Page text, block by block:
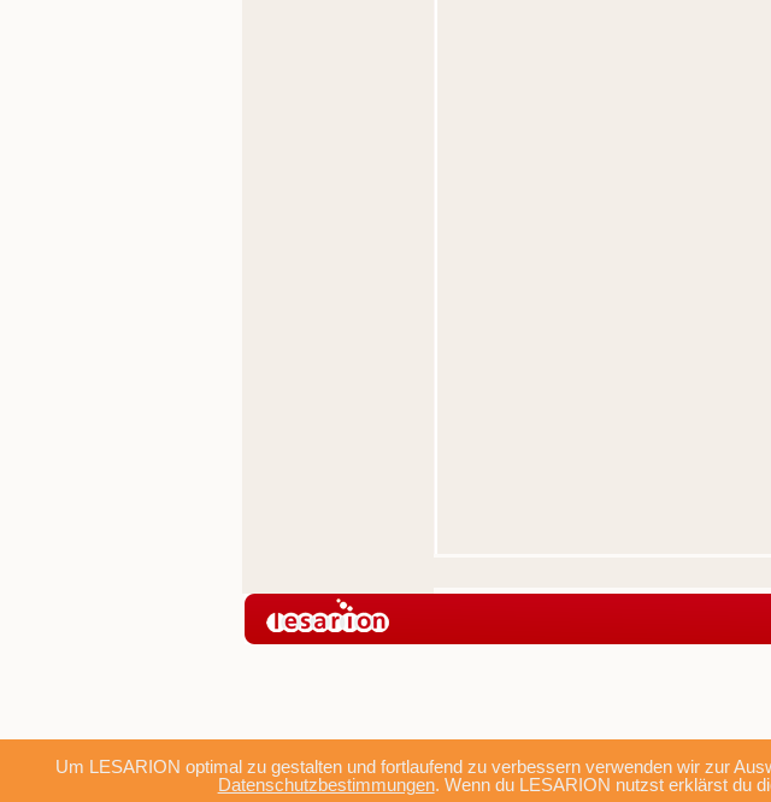
Um LESARION optimal zu gestalten und fortlaufend zu verbessern verwenden wir zur
Datenschutzbestimmungen. Wenn du LESARION nutzst erklärst du